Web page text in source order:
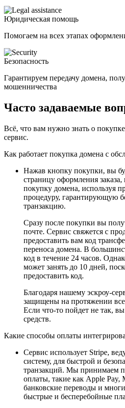
Юридическая помощь
Помогаем на всех этапах
Безопасность
Гарантируем передачу домена,
мошенничества
Часто задаваемые
Всё, что вам нужно знать о
сервис.
Как работает покупка домена с
Нажав кнопку покупки, вы
страницу оформления
покупку домена, используя
процедуру, гарантирующую
транзакцию.
Сразу после покупки вы
почте. Сервис свяжется с
предоставить вам код
переноса домена. В
код в течение 24 часов.
может занять до 10 дней,
предоставить код.
Благодаря нашему эскроу-
защищены на протяжении
Если что-то пойдет не так,
средств.
Какие способы оплаты
Сервис использует Stripe,
систему, для быстрой и
транзакций. Мы принимаем
оплаты, такие как Apple Pay,
банковские переводы и
быстрые и бесперебойные